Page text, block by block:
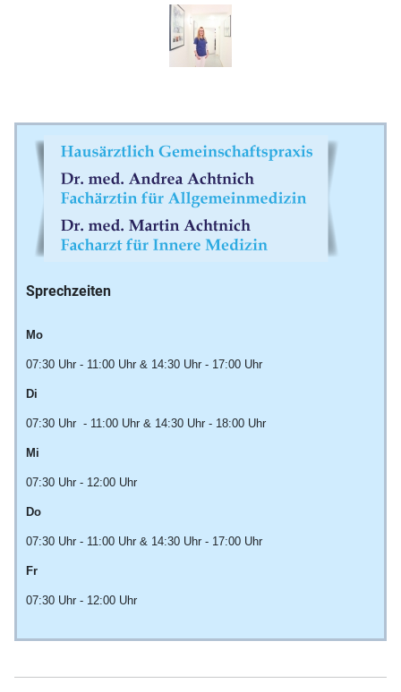
Sprechzeiten
Mo
07:30 Uhr - 11:00 Uhr & 14:30 Uhr - 17:00 Uhr
Di
07:30 Uhr - 11:00 Uhr & 14:30 Uhr - 18:00 Uhr
Mi
07:30 Uhr - 12:00 Uhr
Do
07:30 Uhr - 11:00 Uhr & 14:30 Uhr - 17:00 Uhr
Fr
07:30 Uhr - 12:00 Uhr